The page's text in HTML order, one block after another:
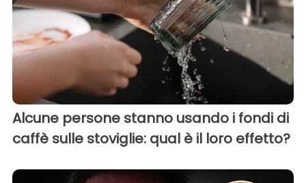
Alcune persone stanno usando i fondi di
caffè sulle stoviglie: qual è il loro effetto?